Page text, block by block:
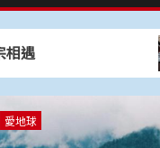
愛地球